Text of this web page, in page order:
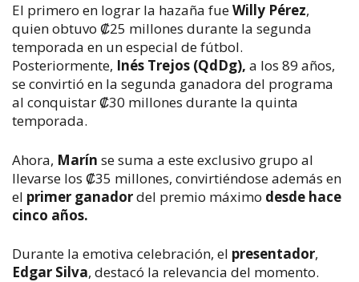
El primero en lograr la hazaña fueWilly Pérez,
quien obtuvo ₡25 millones durante la segunda
temporada en un especial de fútbol.
Posteriormente, Inés Trejos (QdDg), a los 89 años,
se convirtió en la segunda ganadora del programa
al conquistar₡30 millones durante la quinta
temporada.
Ahora, Marín se suma a este exclusivo grupo al
llevarse los ₡35 millones, convirtiéndose además en
el primer ganadordel premio máximo desde hace
cinco años.
Durante la emotiva celebración, el presentador,
Edgar Silva, destacó la relevancia del momento.